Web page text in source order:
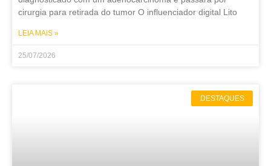
cirurgia para retirada do tumor O influenciador digital Lito
LEIA MAIS »
25/07/2026
DESTAQUES